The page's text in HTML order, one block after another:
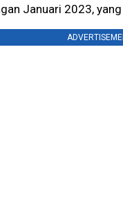
Januari 2023,